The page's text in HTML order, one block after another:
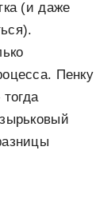
(и даже
Пенку